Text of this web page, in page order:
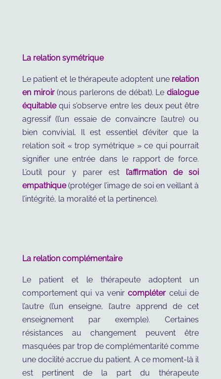
La relation symétrique
Le patient et le thérapeute adoptent une relation
en miroir(nous parlerons de débat). Ledialogue
équitablequi s’observe entre les deux peut être
agressif (l’un essaie de convaincre l’autre) ou
bien convivial. Il est essentiel d’éviter que la
relation soit « trop symétrique » ce qui pourrait
signifier une entrée dans le rapport de force.
L’outil pour y parer est l’affirmation de soi
empathique(protéger l’image de soi en veillant à
l’intégrité, la moralité et la pertinence).
La relation complémentaire
Le patient et le thérapeute adoptent un
comportement qui va venircompléter celui de
l’autre (l’un enseigne, l’autre apprend de cet
enseignement par exemple). Certaines
résistances au changement peuvent être
masquées par trop de complémentarité comme
une docilité accrue du patient. A ce moment-là il
est pertinent de la part du thérapeute